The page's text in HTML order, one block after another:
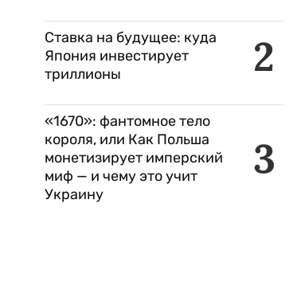
2
Ставка на будущее: куда
Япония инвестирует
триллионы
3
«1670»: фантомное тело
короля, или Как Польша
монетизирует имперский
миф — и чему это учит
Украину